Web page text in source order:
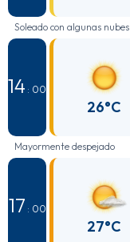
Soleado con algunas nubes
14 : 00
26°C
Mayormente despejado
17 : 00
27°C